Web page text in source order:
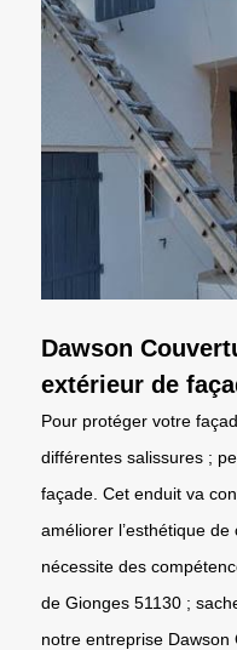
Dawson
extérieur de
Pour protéger votre
différentes salissures ;
façade. Cet enduit va
améliorer l’esthétique
nécessite des
de Gionges 51130 ;
notre entreprise